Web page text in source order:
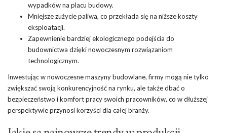
wypadków na placu budowy.
Mniejsze zużycie paliwa, co przekłada się na niższe koszty
eksploatacji.
Zapewnienie bardziej ekologicznego podejścia do
budownictwa dzięki nowoczesnym rozwiązaniom
technologicznym.
Inwestując w nowoczesne maszyny budowlane, firmy mogą nie tylko
zwiększać swoją konkurencyjność na rynku, ale także dbać o
bezpieczeństwo i komfort pracy swoich pracowników, co w dłuższej
perspektywie przynosi korzyści dla całej branży.